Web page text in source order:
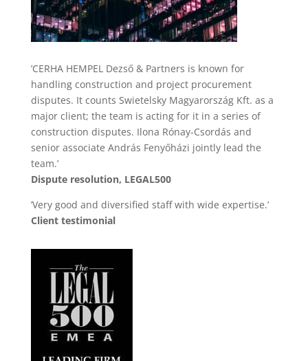
’CERHA HEMPEL Dezső & Partners is known for
handling construction and project procurement
disputes. It counts Swietelsky Magyarország Kft. as a
major client; the team is acting for it in a series of
construction disputes. Ilona Rónay-Csordás and
senior associate András Fenyőházi jointly lead the
team.’
Dispute resolution, LEGAL500
’Very good and diversified staff with wide expertise.’
Client testimonial